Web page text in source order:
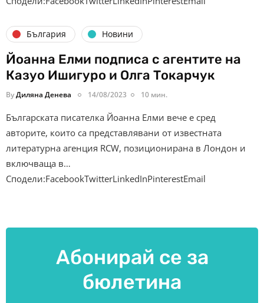
България Новини
Йоанна Елми подписа с агентите на
Казуо Ишигуро и Олга Токарчук
ByДиляна Денева 14/08/2023 10 мин.
Българската писателка Йоанна Елми вече е сред
авторите, които са представлявани от известната
литературна агенция RCW, позиционирана в Лондон и
включваща в…
Сподели:FacebookTwitterLinkedInPinterestEmail
Абонирай се за
бюлетина